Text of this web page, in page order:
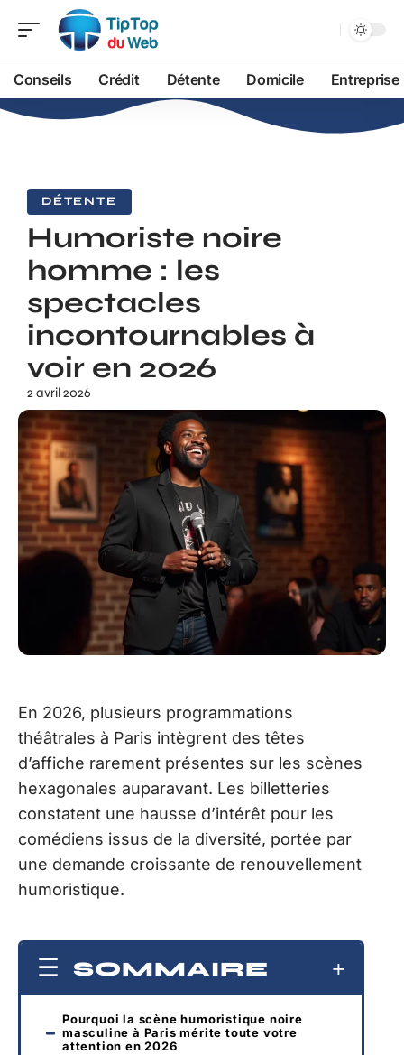
Conseils Crédit Détente Domicile Entreprise
DÉTENTE
Humoriste noire
homme : les
spectacles
incontournables à
voir en 2026
2 avril 2026
En 2026, plusieurs programmations
théâtrales à Paris intègrent des têtes
d’affiche rarement présentes sur les scènes
hexagonales auparavant. Les billetteries
constatent une hausse d’intérêt pour les
comédiens issus de la diversité, portée par
une demande croissante de renouvellement
humoristique.
SOMMAIRE
Pourquoi la scène humoristique noire
masculine à Paris mérite toute votre
attention en 2026